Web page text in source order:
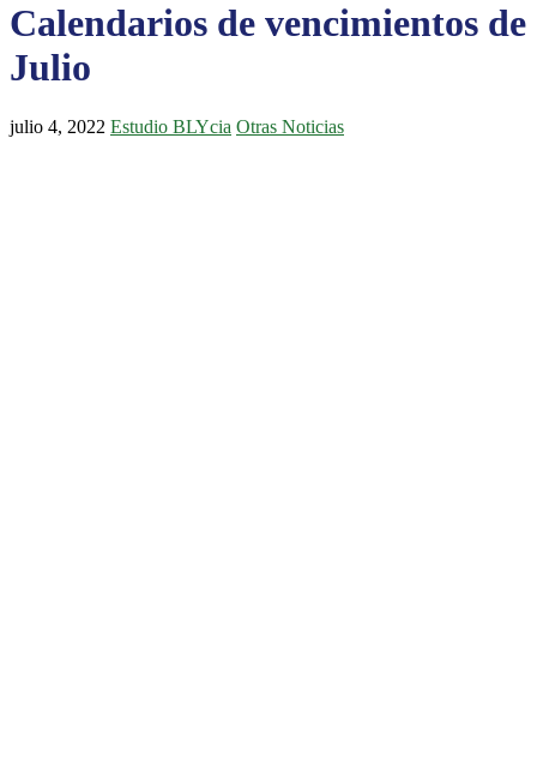
Calendarios de vencimientos de
Julio
julio 4, 2022 Estudio BLYcia Otras Noticias